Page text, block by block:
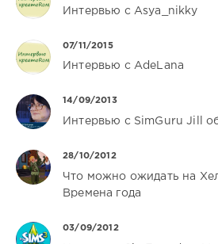
Интервью c Asya_nikky
07/11/2015
Интервью c AdeLana
14/09/2013
Интервью с SimGuru Jill
28/10/2012
Что можно ожидать на
Времена года
03/09/2012